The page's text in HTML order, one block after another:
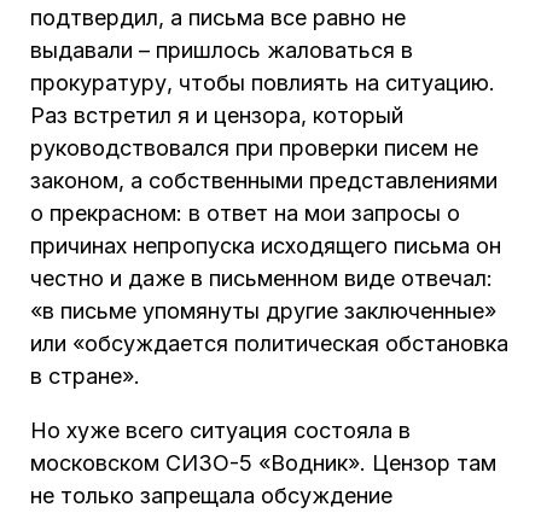
подтвердил, а письма все равно не
выдавали – пришлось жаловаться в
прокуратуру, чтобы повлиять на ситуацию.
Раз встретил я и цензора, который
руководствовался при проверки писем не
законом, а собственными представлениями
о прекрасном: в ответ на мои запросы о
причинах непропуска исходящего письма он
честно и даже в письменном виде отвечал:
«в письме упомянуты другие заключенные»
или «обсуждается политическая обстановка
в стране».
Но хуже всего ситуация состояла в
московском СИЗО-5 «Водник». Цензор там
не только запрещала обсуждение